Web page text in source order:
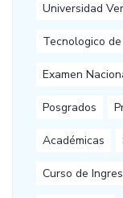
Universidad
Tecnologico
Examen
Posgrados
Académicas
Curso de